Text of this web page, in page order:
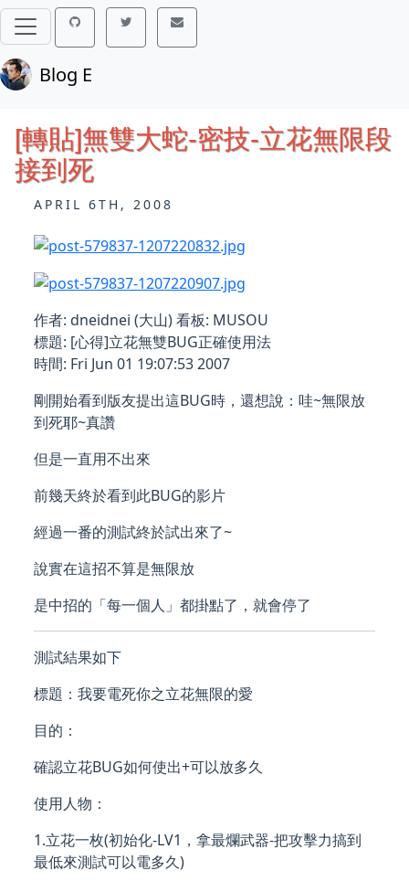
Blog E
[轉貼]無雙大蛇-密技-立花無限段
接到死
APRIL 6TH, 2008
作者: dneidnei (大山) 看板: MUSOU
標題: [心得]立花無雙BUG正確使用法
時間: Fri Jun 01 19:07:53 2007
剛開始看到版友提出這BUG時，還想說：哇~無限放
到死耶~真讚
但是一直用不出來
前幾天終於看到此BUG的影片
經過一番的測試終於試出來了~
說實在這招不算是無限放
是中招的「每一個人」都掛點了，就會停了
測試結果如下
標題：我要電死你之立花無限的愛
目的：
確認立花BUG如何使出+可以放多久
使用人物：
1.立花一枚(初始化-LV1，拿最爛武器-把攻擊力搞到
最低來測試可以電多久)